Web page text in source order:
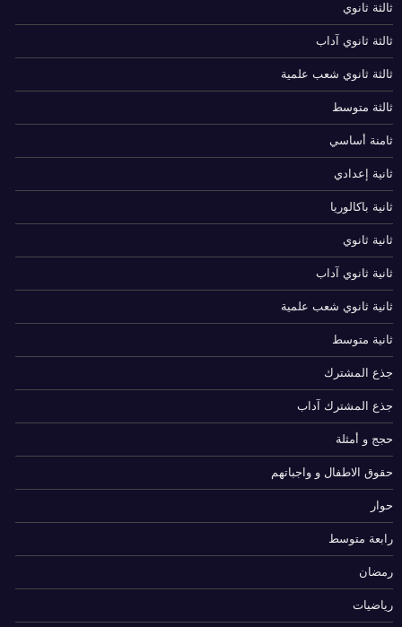
ثالثة ثانوي
ثالثة ثانوي آداب
ثالثة ثانوي شعب علمية
ثالثة متوسط
ثامنة أساسي
ثانية إعدادي
ثانية باكالوريا
ثانية ثانوي
ثانية ثانوي آداب
ثانية ثانوي شعب علمية
ثانية متوسط
جذع المشترك
جذع المشترك آداب
حجج و أمثلة
حقوق الاطفال و واجباتهم
حوار
رابعة متوسط
رمضان
رياضيات